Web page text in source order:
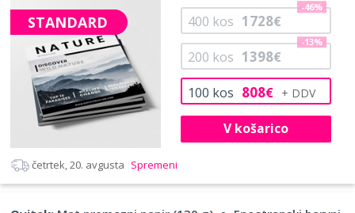
STANDARD
100 kos 808€
200 kos 1398€
-13%
400 kos 1728€
-46%
V košarico
četrtek, 20. avgusta Spremeni